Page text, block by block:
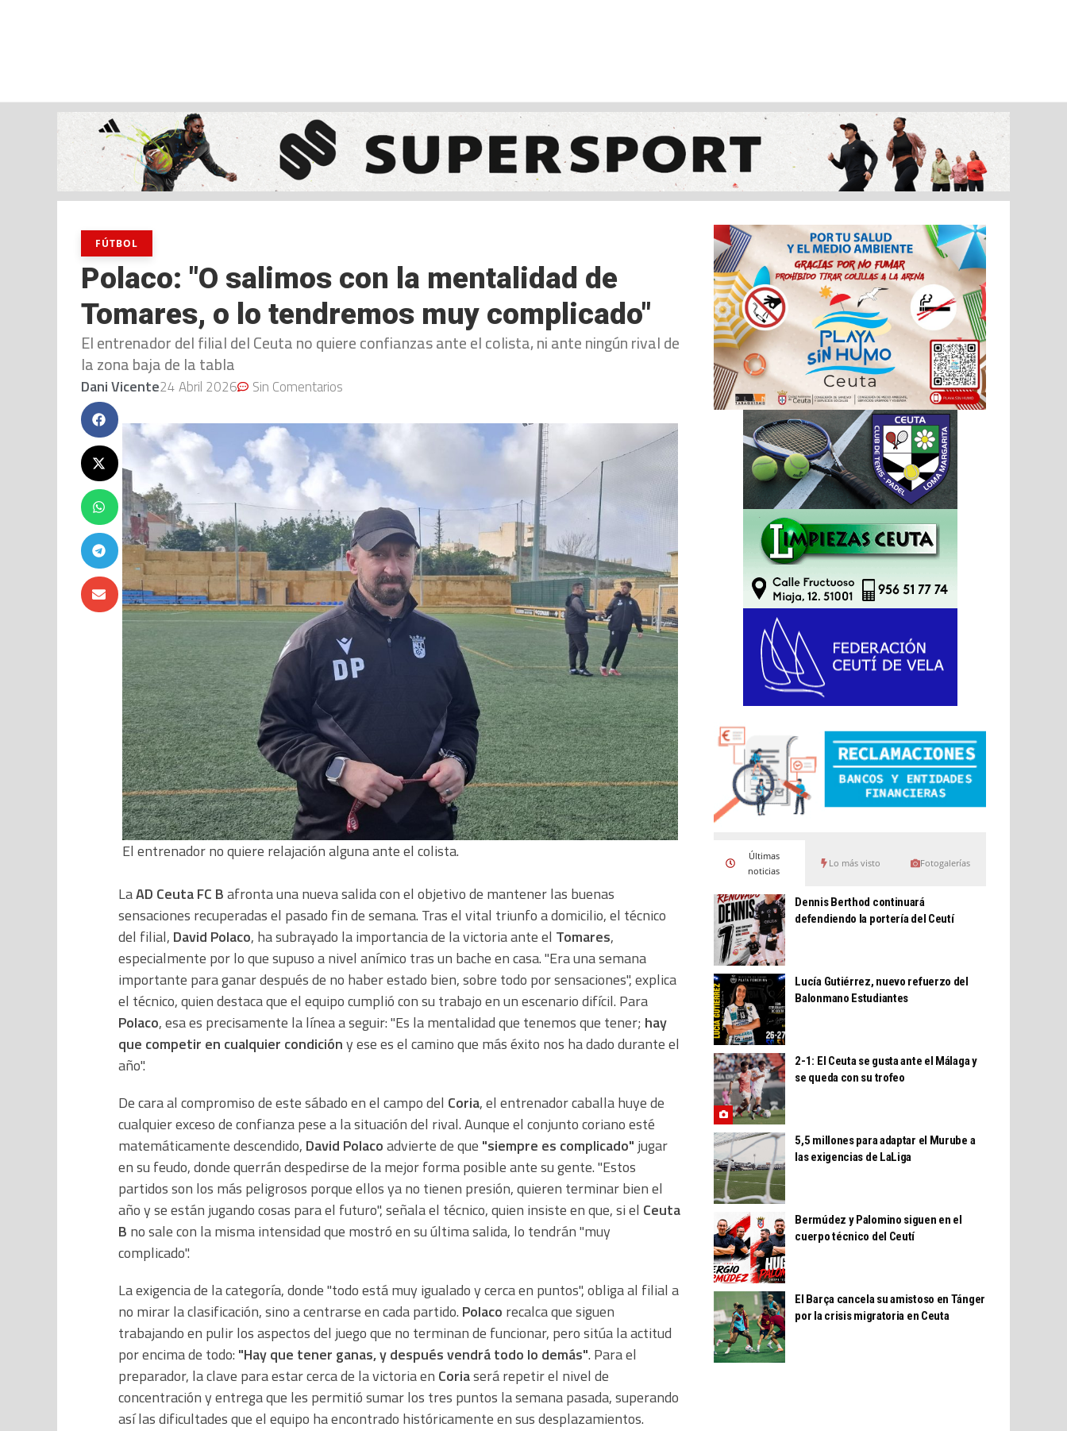
FÚTBOL
Polaco: "O salimos con la mentalidad de
Tomares, o lo tendremos muy complicado"
El entrenador del filial del Ceuta no quiere confianzas ante el colista, ni ante ningún rival de
la zona baja de la tabla
Dani Vicente24 Abril 2026 Sin Comentarios
El entrenador no quiere relajación alguna ante el colista.
LaAD Ceuta FC Bafronta una nueva salida con el objetivo de mantener las buenas
sensaciones recuperadas el pasado fin de semana. Tras el vital triunfo a domicilio, el técnico
del filial, David Polaco, ha subrayado la importancia de la victoria ante el Tomares,
especialmente por lo que supuso a nivel anímico tras un bache en casa. "Era una semana
importante para ganar después de no haber estado bien, sobre todo por sensaciones", explica
el técnico, quien destaca que el equipo cumplió con su trabajo en un escenario difícil. Para
Polaco, esa es precisamente la línea a seguir: "Es la mentalidad que tenemos que tener; hay
que competir en cualquier condicióny ese es el camino que más éxito nos ha dado durante el
año".
De cara al compromiso de este sábado en el campo del Coria, el entrenador caballa huye de
cualquier exceso de confianza pese a la situación del rival. Aunque el conjunto coriano esté
matemáticamente descendido, David Polacoadvierte de que "siempre es complicado" jugar
en su feudo, donde querrán despedirse de la mejor forma posible ante su gente. "Estos
partidos son los más peligrosos porque ellos ya no tienen presión, quieren terminar bien el
año y se están jugando cosas para el futuro", señala el técnico, quien insiste en que, si el Ceuta
B no sale con la misma intensidad que mostró en su última salida, lo tendrán "muy
complicado".
La exigencia de la categoría, donde "todo está muy igualado y cerca en puntos", obliga al filial a
no mirar la clasificación, sino a centrarse en cada partido. Polaco recalca que siguen
trabajando en pulir los aspectos del juego que no terminan de funcionar, pero sitúa la actitud
por encima de todo: "Hay que tener ganas, y después vendrá todo lo demás". Para el
preparador, la clave para estar cerca de la victoria en Coriaserá repetir el nivel de
concentración y entrega que les permitió sumar los tres puntos la semana pasada, superando
así las dificultades que el equipo ha encontrado históricamente en sus desplazamientos.
Últimas
noticias
Lo más visto Fotogalerías
Dennis Berthod continuará
defendiendo la portería del Ceutí
Lucía Gutiérrez, nuevo refuerzo del
Balonmano Estudiantes
2-1: El Ceuta se gusta ante el Málaga y
se queda con su trofeo
5,5 millones para adaptar el Murube a
las exigencias de LaLiga
Bermúdez y Palomino siguen en el
cuerpo técnico del Ceutí
El Barça cancela su amistoso en Tánger
por la crisis migratoria en Ceuta